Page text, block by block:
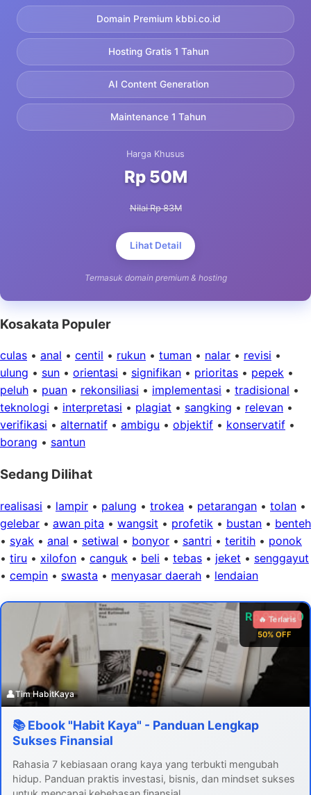
Domain Premium kbbi.co.id
Hosting Gratis 1 Tahun
AI Content Generation
Maintenance 1 Tahun
Harga Khusus
Rp 50M
Nilai Rp 83M
Lihat Detail
Termasuk domain premium & hosting
Kosakata Populer
culas • anal • centil • rukun • tuman • nalar • revisi •
ulung • sun • orientasi • signifikan • prioritas • pepek •
peluh • puan • rekonsiliasi • implementasi • tradisional •
teknologi • interpretasi • plagiat • sangking • relevan •
verifikasi • alternatif • ambigu • objektif • konservatif •
borang • santun
Sedang Dilihat
realisasi • lampir • palung • trokea • petarangan • tolan •
gelebar • awan pita • wangsit • profetik • bustan • benteh
• syak • anal • setiwal • bonyor • santri • teritih • ponok
• tiru • xilofon • canguk • beli • tebas • jeket • senggayut
• cempin • swasta • menyasar daerah • lendaian
Rp 99.000
50% OFF
🔥 Terlaris
👤Tim HabitKaya
📚 Ebook "Habit Kaya" - Panduan Lengkap
Sukses Finansial
Rahasia 7 kebiasaan orang kaya yang terbukti mengubah
hidup. Panduan praktis investasi, bisnis, dan mindset sukses